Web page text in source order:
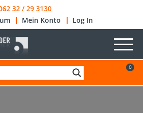
32 / 29 3130
Mein Konto Log In
0